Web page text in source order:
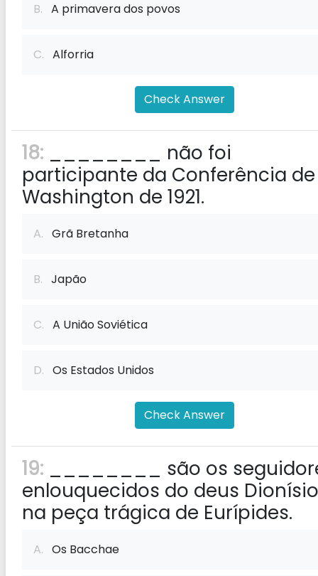
B. A primavera dos povos
C. Alforria
Check Answer
18: ________ não foi
participante da Conferência de
Washington de 1921.
A. Grã Bretanha
B. Japão
C. A União Soviética
D. Os Estados Unidos
Check Answer
19: ________ são os
enlouquecidos do deus Dionísio
na peça trágica de Eurípides.
A. Os Bacchae